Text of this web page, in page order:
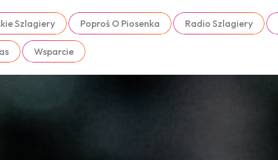
Szlagiery Poproś O Piosenka Radio Szlagiery
Wsparcie